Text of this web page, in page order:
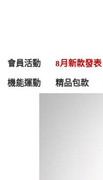
會員活動 8月新款發表
機能運動 精品包款